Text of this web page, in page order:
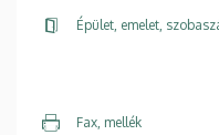
Épület, emelet,
Fax, mellék